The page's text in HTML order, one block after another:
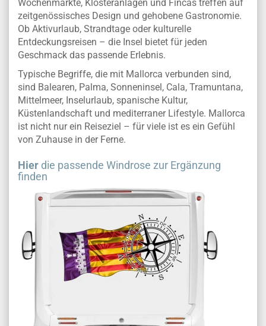
Wochenmärkte, Klosteranlagen und Fincas treffen auf
zeitgenössisches Design und gehobene Gastronomie.
Ob Aktivurlaub, Strandtage oder kulturelle
Entdeckungsreisen – die Insel bietet für jeden
Geschmack das passende Erlebnis.
Typische Begriffe, die mit Mallorca verbunden sind,
sind Balearen, Palma, Sonneninsel, Cala, Tramuntana,
Mittelmeer, Inselurlaub, spanische Kultur,
Küstenlandschaft und mediterraner Lifestyle. Mallorca
ist nicht nur ein Reiseziel – für viele ist es ein Gefühl
von Zuhause in der Ferne.
Hier die passende Windrose zur Ergänzung
finden